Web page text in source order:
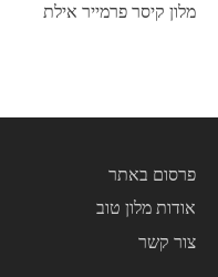
מלון קיסר פרמייר אילת
פרסום באתר
אודות מלון טוב
צור קשר